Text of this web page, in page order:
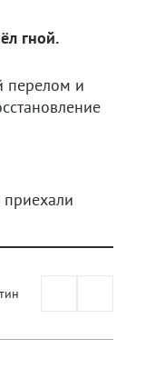
гной.
перелом и